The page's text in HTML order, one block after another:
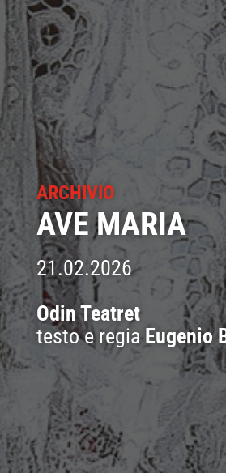
ARCHIVIO
AVE MARIA
21.02.2026
Odin Teatret
testo e regiaEugenio